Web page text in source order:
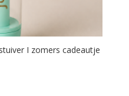
I zomers cadeautje